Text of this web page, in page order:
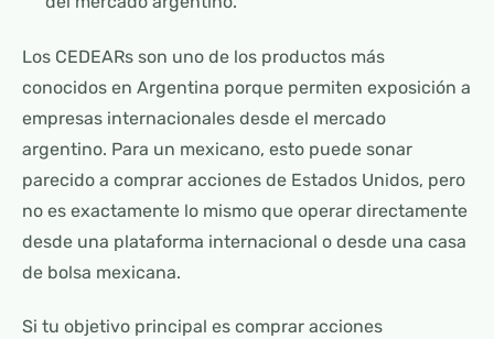
Los CEDEARs son uno de los productos más
conocidos en Argentina porque permiten exposición a
empresas internacionales desde el mercado
argentino. Para un mexicano, esto puede sonar
parecido a comprar acciones de Estados Unidos, pero
no es exactamente lo mismo que operar directamente
desde una plataforma internacional o desde una casa
de bolsa mexicana.
Si tu objetivo principal es comprar acciones